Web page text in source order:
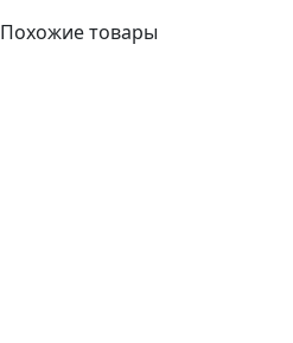
Похожие товары